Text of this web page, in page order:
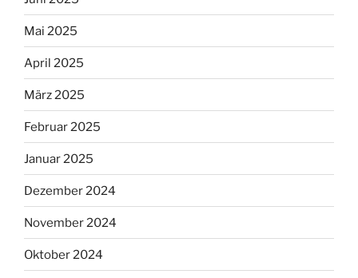
Mai 2025
April 2025
März 2025
Februar 2025
Januar 2025
Dezember 2024
November 2024
Oktober 2024